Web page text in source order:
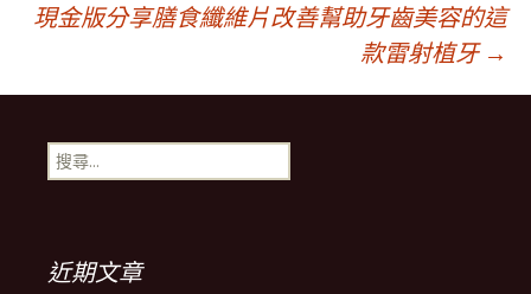
章
導
覽
列
現金版分享膳食纖維片改善幫助牙齒美容的這
款雷射植牙 →
搜
尋
近期文章